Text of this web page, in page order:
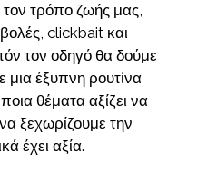
τρόπο ζωής μας,
clickbait και
τον οδηγό θα δούμε
έξυπνη ρουτίνα
θέματα αξίζει να
ξεχωρίζουμε την
έχει αξία.